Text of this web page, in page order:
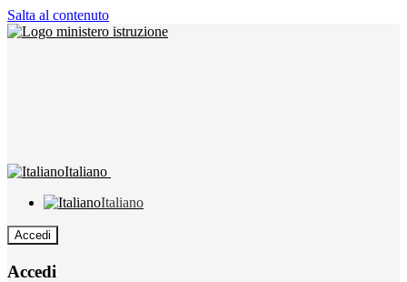
Salta al contenuto
Italiano
Italiano
Accedi
Accedi